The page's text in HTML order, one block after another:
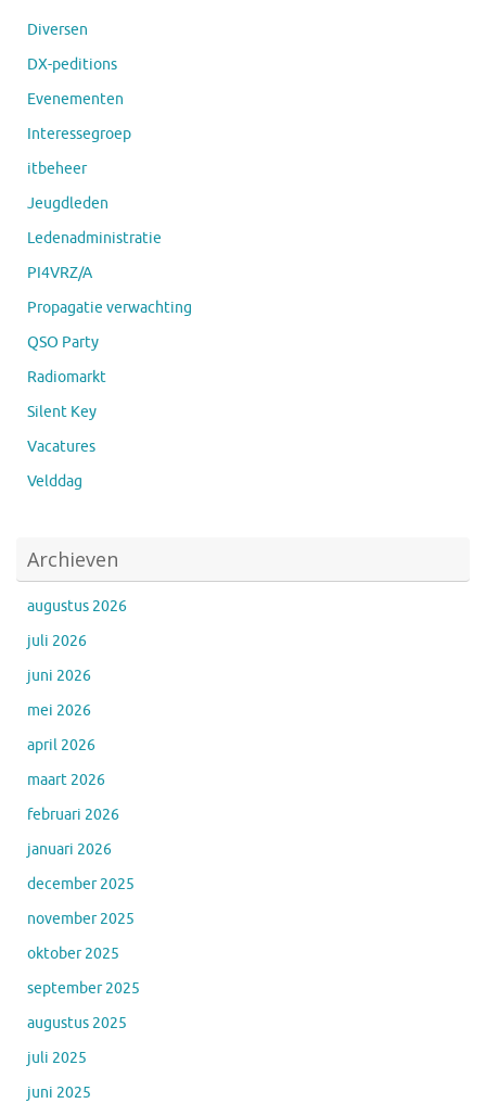
Diversen
DX-peditions
Evenementen
Interessegroep
itbeheer
Jeugdleden
Ledenadministratie
PI4VRZ/A
Propagatie verwachting
QSO Party
Radiomarkt
Silent Key
Vacatures
Velddag
Archieven
augustus 2026
juli 2026
juni 2026
mei 2026
april 2026
maart 2026
februari 2026
januari 2026
december 2025
november 2025
oktober 2025
september 2025
augustus 2025
juli 2025
juni 2025